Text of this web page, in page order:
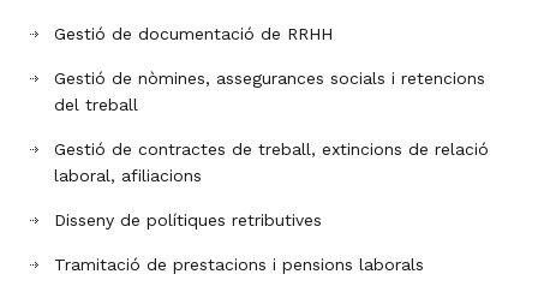
Gestió de documentació de RRHH
Gestió de nòmines, assegurances socials i retencions
del treball
Gestió de contractes de treball, extincions de relació
laboral, afiliacions
Disseny de polítiques retributives
Tramitació de prestacions i pensions laborals